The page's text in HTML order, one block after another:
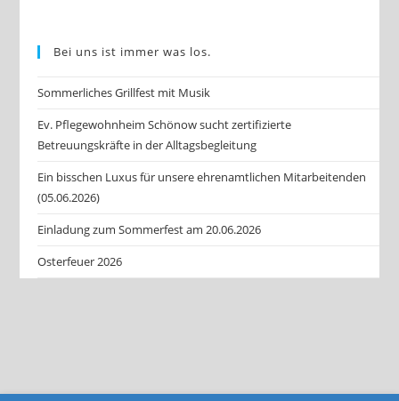
Bei uns ist immer was los.
Sommerliches Grillfest mit Musik
Ev. Pflegewohnheim Schönow sucht zertifizierte
Betreuungskräfte in der Alltagsbegleitung
Ein bisschen Luxus für unsere ehrenamtlichen Mitarbeitenden
(05.06.2026)
Einladung zum Sommerfest am 20.06.2026
Osterfeuer 2026